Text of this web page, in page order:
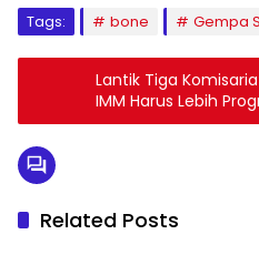
Tags: bone Gempa
Lantik Tiga
IMM Harus Lebih
Related Posts